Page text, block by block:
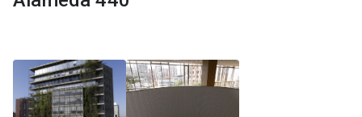
Reglamento de Magíster, Pontificia Universidad
Universidad Católica de Chile
Reglamento de Magíster, Pontificia Universidad
Católica de Chile LLM UC 2025